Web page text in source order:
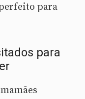
para
para